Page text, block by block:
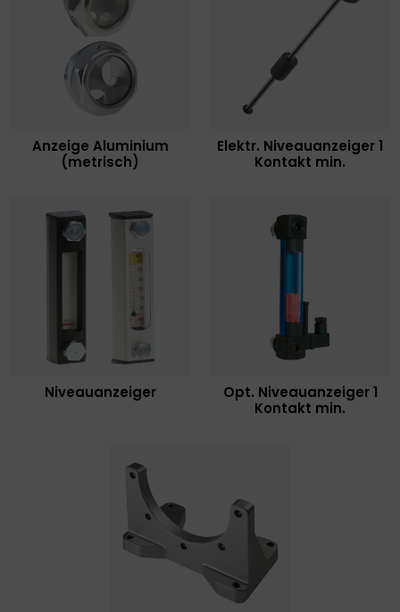
Anzeige Aluminium
(metrisch)
Elektr. Niveauanzeiger 1
Kontakt min.
Niveauanzeiger
Opt. Niveauanzeiger 1
Kontakt min.